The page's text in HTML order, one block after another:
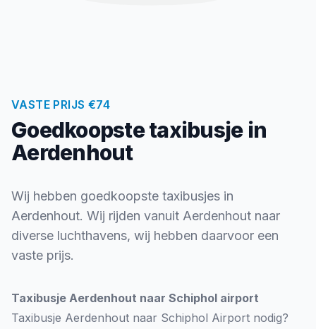
VASTE PRIJS €74
Goedkoopste taxibusje in
Aerdenhout
Wij hebben goedkoopste taxibusjes in
Aerdenhout. Wij rijden vanuit Aerdenhout naar
diverse luchthavens, wij hebben daarvoor een
vaste prijs.
Taxibusje Aerdenhout naar Schiphol airport
Taxibusje Aerdenhout naar Schiphol Airport nodig?